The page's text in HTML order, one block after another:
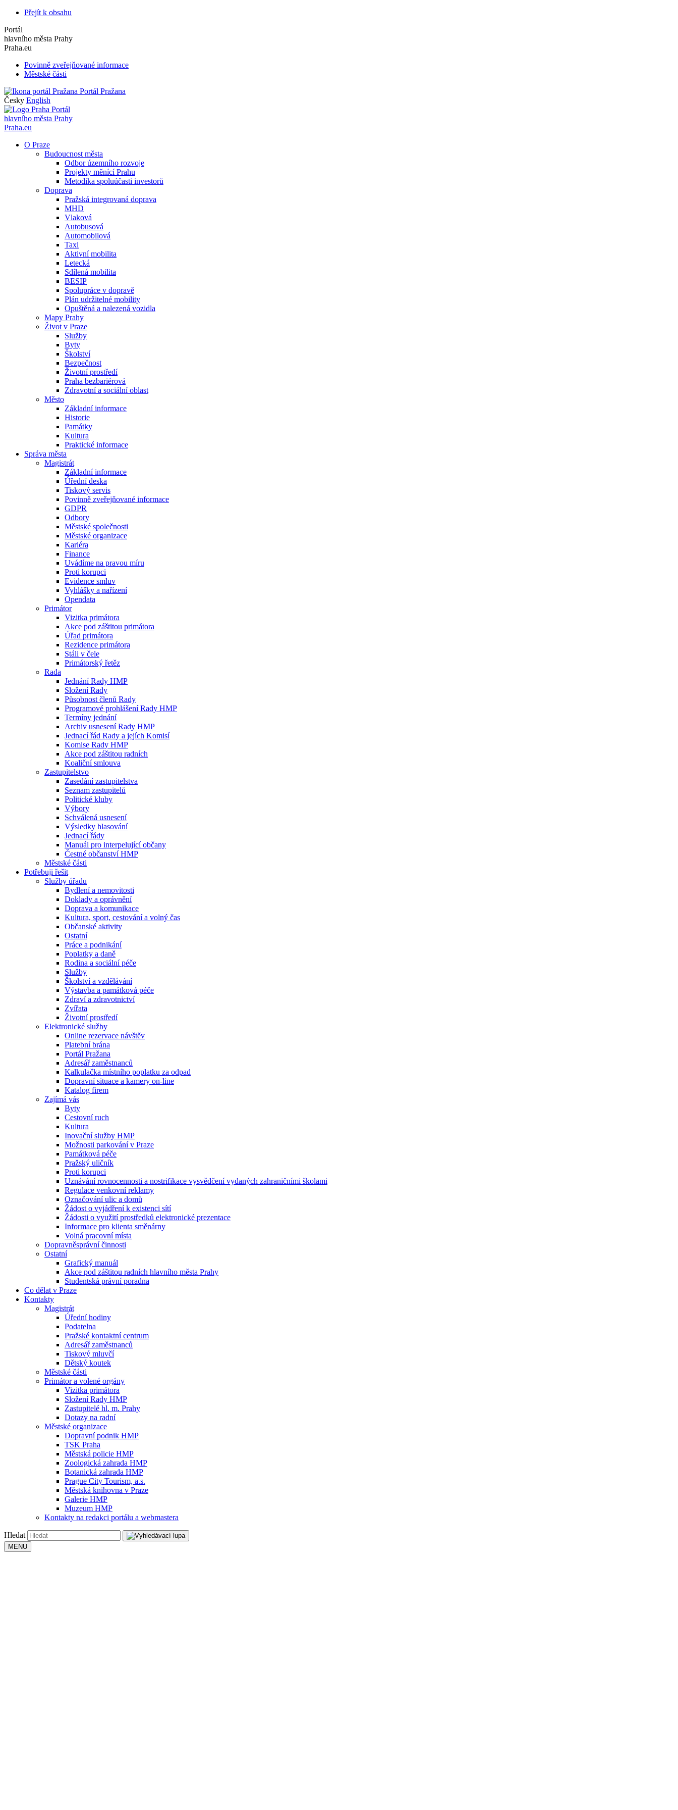
Přejít k obsahu
Portál
hlavního města Prahy
Praha.eu
Povinně zveřejňované informace
Městské části
Portál Pražana
Česky English
Portál
hlavního města Prahy
Praha.eu
O Praze
Budoucnost města
Odbor územního rozvoje
Projekty měnící Prahu
Metodika spoluúčasti investorů
Doprava
Pražská integrovaná doprava
MHD
Vlaková
Autobusová
Automobilová
Taxi
Aktivní mobilita
Letecká
Sdílená mobilita
BESIP
Spolupráce v dopravě
Plán udržitelné mobility
Opuštěná a nalezená vozidla
Mapy Prahy
Život v Praze
Služby
Byty
Školství
Bezpečnost
Životní prostředí
Praha bezbariérová
Zdravotní a sociální oblast
Město
Základní informace
Historie
Památky
Kultura
Praktické informace
Správa města
Magistrát
Základní informace
Úřední deska
Tiskový servis
Povinně zveřejňované informace
GDPR
Odbory
Městské společnosti
Městské organizace
Kariéra
Finance
Uvádíme na pravou míru
Proti korupci
Evidence smluv
Vyhlášky a nařízení
Opendata
Primátor
Vizitka primátora
Akce pod záštitou primátora
Úřad primátora
Rezidence primátora
Stáli v čele
Primátorský řetěz
Rada
Jednání Rady HMP
Složení Rady
Působnost členů Rady
Programové prohlášení Rady HMP
Termíny jednání
Archiv usnesení Rady HMP
Jednací řád Rady a jejích Komisí
Komise Rady HMP
Akce pod záštitou radních
Koaliční smlouva
Zastupitelstvo
Zasedání zastupitelstva
Seznam zastupitelů
Politické kluby
Výbory
Schválená usnesení
Výsledky hlasování
Jednací řády
Manuál pro interpelující občany
Čestné občanství HMP
Městské části
Potřebuji řešit
Služby úřadu
Bydlení a nemovitosti
Doklady a oprávnění
Doprava a komunikace
Kultura, sport, cestování a volný čas
Občanské aktivity
Ostatní
Práce a podnikání
Poplatky a daně
Rodina a sociální péče
Služby
Školství a vzdělávání
Výstavba a památková péče
Zdraví a zdravotnictví
Zvířata
Životní prostředí
Elektronické služby
Online rezervace návštěv
Platební brána
Portál Pražana
Adresář zaměstnanců
Kalkulačka místního poplatku za odpad
Dopravní situace a kamery on-line
Katalog firem
Zajímá vás
Byty
Cestovní ruch
Kultura
Inovační služby HMP
Možnosti parkování v Praze
Památková péče
Pražský uličník
Proti korupci
Uznávání rovnocennosti a nostrifikace vysvědčení vydaných zahraničními školami
Regulace venkovní reklamy
Označování ulic a domů
Žádost o vyjádření k existenci sítí
Žádosti o využití prostředků elektronické prezentace
Informace pro klienta směnárny
Volná pracovní místa
Dopravněsprávní činnosti
Ostatní
Grafický manuál
Akce pod záštitou radních hlavního města Prahy
Studentská právní poradna
Co dělat v Praze
Kontakty
Magistrát
Úřední hodiny
Podatelna
Pražské kontaktní centrum
Adresář zaměstnanců
Tiskový mluvčí
Dětský koutek
Městské části
Primátor a volené orgány
Vizitka primátora
Složení Rady HMP
Zastupitelé hl. m. Prahy
Dotazy na radní
Městské organizace
Dopravní podnik HMP
TSK Praha
Městská policie HMP
Zoologická zahrada HMP
Botanická zahrada HMP
Prague City Tourism, a.s.
Městská knihovna v Praze
Galerie HMP
Muzeum HMP
Kontakty na redakci portálu a webmastera
Hledat
MENU